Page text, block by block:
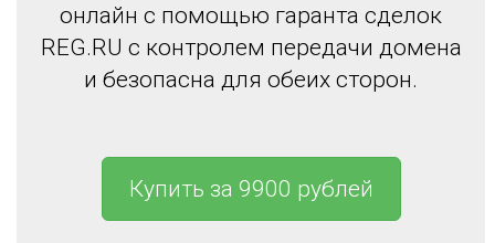
онлайн с помощью гаранта сделок
REG.RU с контролем передачи домена
и безопасна для обеих сторон.
Купить за 9900 рублей